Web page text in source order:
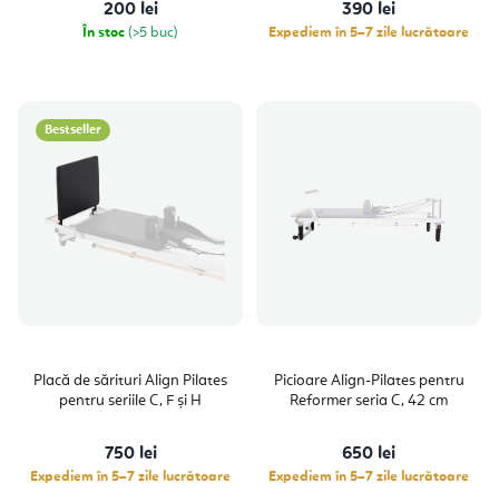
200 lei
În stoc (>5 buc)
390 lei
Expediem în 5–7 zile lucrătoare
Bestseller
Placă de sărituri Align Pilates
pentru seriile C, F și H
750 lei
Expediem în 5–7 zile lucrătoare
Picioare Align-Pilates pentru
Reformer seria C, 42 cm
650 lei
Expediem în 5–7 zile lucrătoare